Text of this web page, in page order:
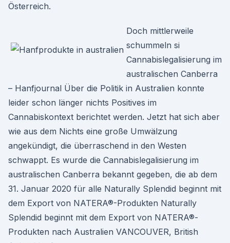
Österreich.
Doch mittlerweile
schummeln si
Cannabislegalisierung im
australischen Canberra
– Hanfjournal Über die Politik in Australien konnte
leider schon länger nichts Positives im
Cannabiskontext berichtet werden. Jetzt hat sich aber
wie aus dem Nichts eine große Umwälzung
angekündigt, die überraschend in den Westen
schwappt. Es wurde die Cannabislegalisierung im
australischen Canberra bekannt gegeben, die ab dem
31. Januar 2020 für alle Naturally Splendid beginnt mit
dem Export von NATERA®-Produkten Naturally
Splendid beginnt mit dem Export von NATERA®-
Produkten nach Australien VANCOUVER, British